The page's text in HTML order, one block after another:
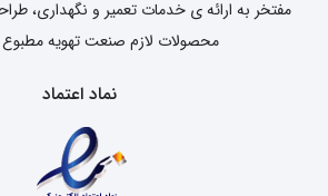
مفتخر به ارائه ی خدمات تعمیر و نگهداری،
محصولات لازم صنعت تهویه
نماد اعتماد